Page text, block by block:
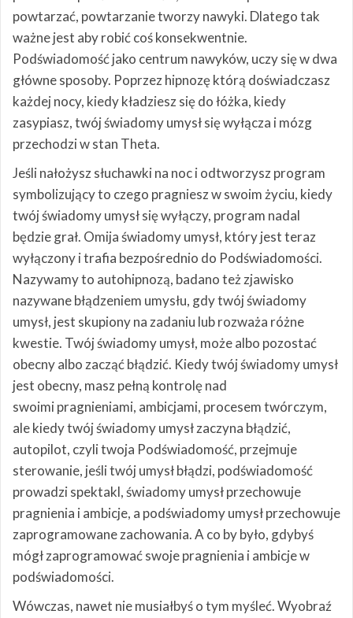
powtarzać, powtarzanie tworzy nawyki. Dlatego tak
ważne jest aby robić coś konsekwentnie.
Podświadomość jako centrum nawyków, uczy się w dwa
główne sposoby. Poprzez hipnozę którą doświadczasz
każdej nocy, kiedy kładziesz się do łóżka, kiedy
zasypiasz, twój świadomy umysł się wyłącza i mózg
przechodzi w stan Theta.
Jeśli nałożysz słuchawki na noc i odtworzysz program
symbolizujący to czego pragniesz w swoim życiu, kiedy
twój świadomy umysł się wyłączy, program nadal
będzie grał. Omija świadomy umysł, który jest teraz
wyłączony i trafia bezpośrednio do Podświadomości.
Nazywamy to autohipnozą, badano też zjawisko
nazywane błądzeniem umysłu, gdy twój świadomy
umysł, jest skupiony na zadaniu lub rozważa różne
kwestie. Twój świadomy umysł, może albo pozostać
obecny albo zacząć błądzić. Kiedy twój świadomy umysł
jest obecny, masz pełną kontrolę nad
swoimi pragnieniami, ambicjami, procesem twórczym,
ale kiedy twój świadomy umysł zaczyna błądzić,
autopilot, czyli twoja Podświadomość, przejmuje
sterowanie, jeśli twój umysł błądzi, podświadomość
prowadzi spektakl, świadomy umysł przechowuje
pragnienia i ambicje, a podświadomy umysł przechowuje
zaprogramowane zachowania. A co by było, gdybyś
mógł zaprogramować swoje pragnienia i ambicje w
podświadomości.
Wówczas, nawet nie musiałbyś o tym myśleć. Wyobraź